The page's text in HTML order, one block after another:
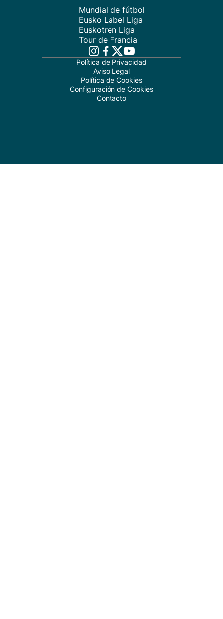
Mundial de fútbol
Eusko Label Liga
Euskotren Liga
Tour de Francia
Política de Privacidad
Aviso Legal
Política de Cookies
Configuración de Cookies
Contacto